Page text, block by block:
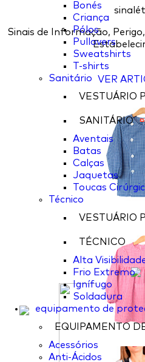
Bonés
Criança
Pólos
Pullovers
Sweatshirts
T-shirts
Sanitário
VESTUÁRIO
SANITÁRIO
Aventais
Batas
Calças
Jaquetas
Toucas
Técnico
VESTUÁRIO
TÉCNICO
Alta
Frio Extremo
Ignífugo
Soldadura
equipamento de
EQUIPAMENTO
Acessórios
Anti-Ácidos
Sinais de Informação,
VER